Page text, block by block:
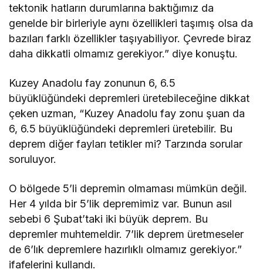
tektonik hatların durumlarına baktığımız da
genelde bir birleriyle aynı özellikleri taşımış olsa da
bazıları farklı özellikler taşıyabiliyor. Çevrede biraz
daha dikkatli olmamız gerekiyor.” diye konuştu.
Kuzey Anadolu fay zonunun 6, 6.5
büyüklüğündeki depremleri üretebileceğine dikkat
çeken uzman, “Kuzey Anadolu fay zonu şuan da
6, 6.5 büyüklüğündeki depremleri üretebilir. Bu
deprem diğer fayları tetikler mi? Tarzında sorular
soruluyor.
O bölgede 5’li depremin olmaması mümkün değil.
Her 4 yılda bir 5’lik depremimiz var. Bunun asıl
sebebi 6 Şubat’taki iki büyük deprem. Bu
depremler muhtemeldir. 7’lik deprem üretmeseler
de 6’lık depremlere hazırlıklı olmamız gerekiyor.”
ifafelerini kullandı.